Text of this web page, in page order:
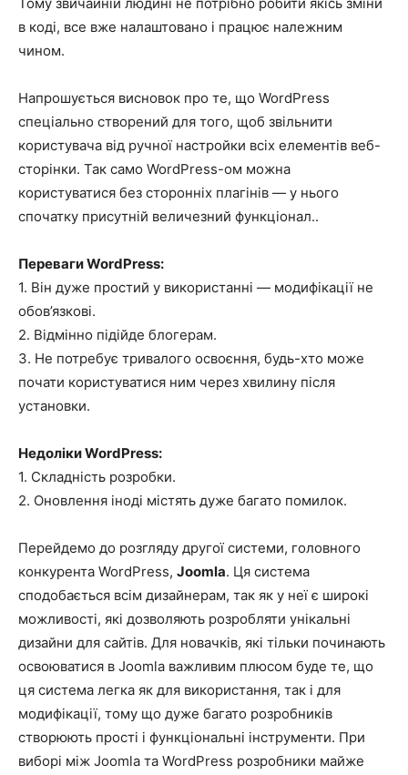
в коді, все вже налаштовано і працює належним
чином.
Напрошується висновок про те, що WordPress
спеціально створений для того, щоб звільнити
користувача від ручної настройки всіх елементів веб-
сторінки. Так само WordPress-ом можна
користуватися без сторонніх плагінів — у нього
спочатку присутній величезний функціонал..
Переваги WordPress:
1. Він дуже простий у використанні — модифікації не
обов’язкові.
2. Відмінно підійде блогерам.
3. Не потребує тривалого освоєння, будь-хто може
почати користуватися ним через хвилину після
установки.
Недоліки WordPress:
1. Складність розробки.
2. Оновлення іноді містять дуже багато помилок.
Перейдемо до розгляду другої системи, головного
конкурента WordPress, Joomla. Ця система
сподобається всім дизайнерам, так як у неї є широкі
можливості, які дозволяють розробляти унікальні
дизайни для сайтів. Для новачків, які тільки починають
освоюватися в Joomla важливим плюсом буде те, що
ця система легка як для використання, так і для
модифікації, тому що дуже багато розробників
створюють прості і функціональні інструменти. При
виборі між Joomla та WordPress розробники майже